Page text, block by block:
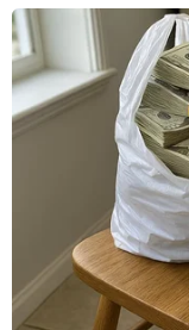
#trạm tương tác
#Khu di tích danh